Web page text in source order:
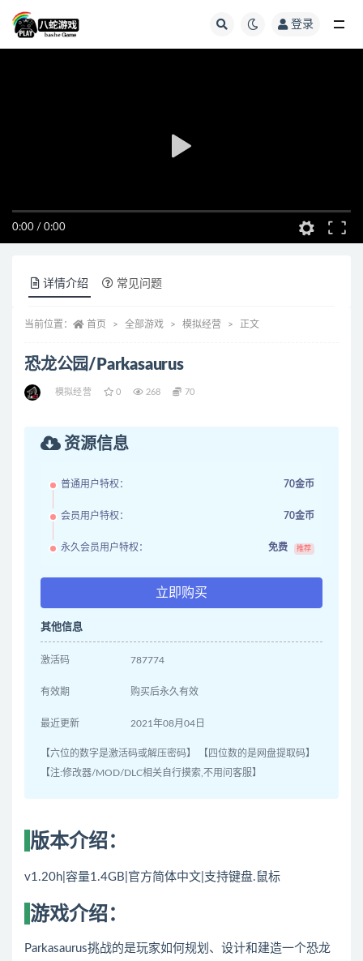
登录
0:00 / 0:00
详情介绍 常见问题
当前位置： 首页 全部游戏 模拟经营 正文
恐龙公园/Parkasaurus
模拟经营 0 268 70
资源信息
普通用户特权： 70金币
会员用户特权： 70金币
永久会员用户特权： 免费 推荐
立即购买
其他信息
激活码 787774
有效期 购买后永久有效
最近更新 2021年08月04日
【六位的数字是激活码或解压密码】 【四位数的是网盘提取码】
【注:修改器/MOD/DLC相关自行摸索,不用问客服】
版本介绍：
v1.20h|容量1.4GB|官方简体中文|支持键盘.鼠标
游戏介绍：
Parkasaurus挑战的是玩家如何规划、设计和建造一个恐龙